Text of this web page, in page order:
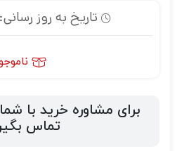
تاریخ به روز رسانی:
برای مشاوره خرید با
تماس